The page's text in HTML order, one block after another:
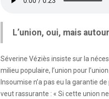
L’union, oui, mais
Séverine Véziès insiste sur la
milieu populaire, l’union pour
Insoumise n’a pas eu la garantie
veut rassurante : « Si cette union